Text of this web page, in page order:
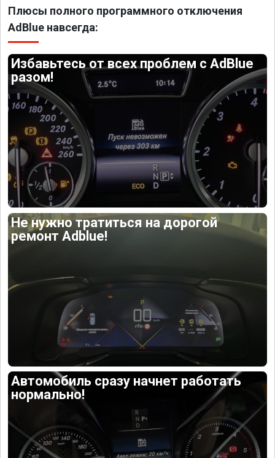
Плюсы полного программного отключения
AdBlue навсегда:
Избавьтесь от всех проблем с AdBlue
разом!
Не нужно тратиться на дорогой
ремонт Adblue!
Автомобиль сразу начнет работать
нормально!